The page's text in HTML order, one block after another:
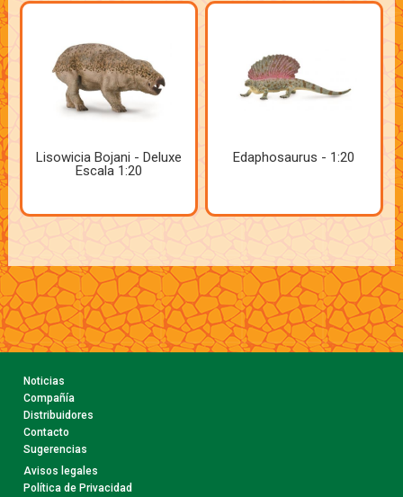
Lisowicia Bojani - Deluxe
Escala 1:20
Edaphosaurus - 1:20
Noticias
Compañía
Distribuidores
Contacto
Sugerencias
Avisos legales
Política de Privacidad